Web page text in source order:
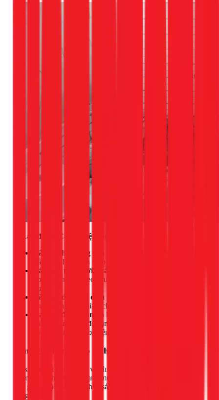
2. Lắp đặt & Cải tạo hệ thống điện:
Lắp đặt hệ thống đèn chiếu sáng:
trần (đèn lon), đèn tuýp, đèn chùm, đèn trang trí.
Lắp đặt, thay mới ổ cắm, công tắc điện:
hoặc âm tường theo yêu cầu, đảm bảo thẩm mỹ và tiện
dụng.
Lắp đặt đồng hồ điện phụ:
thuê phòng trọ, chia tách không gian sử dụng.
Cải tạo, đi lại toàn bộ hệ thống dây điện:
cũ, nhà sửa chữa để đảm bảo an toàn và đáp ứng nhu
cầu sử dụng thiết bị hiện đại.
Bảng giá tham khảo dịch vụ sửa điện tại TPHCM
1Fix cam kết minh bạch về chi phí. Dưới đây là bảng giá
tham khảo cho một số hạng mục phổ biến. Kỹ thuật viên sẽ
báo giá chi tiết sau khi khảo sát thực tế và trước khi tiến hành
công việc.